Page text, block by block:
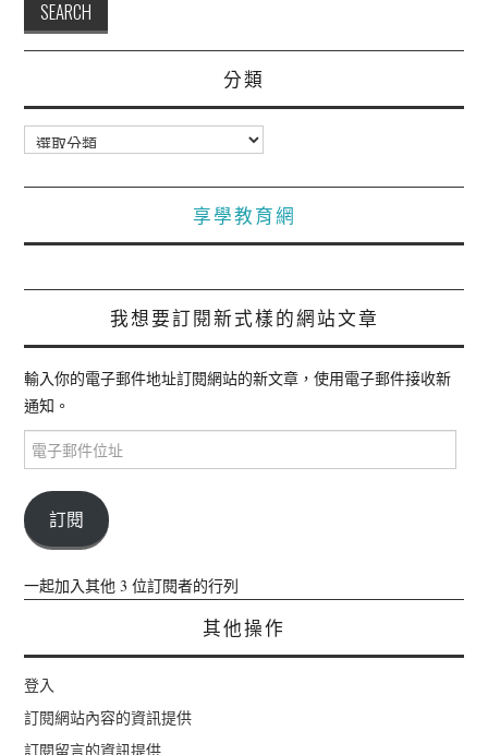
分類
分
類
享學教育網
我想要訂閱新式樣的網站文章
輸入你的電子郵件地址訂閱網站的新文章，使用電子郵件接收新
通知。
電
子
件
位
址
訂閱
一起加入其他 3 位訂閱者的行列
其他操作
登入
訂閱網站內容的資訊提供
訂閱留言的資訊提供